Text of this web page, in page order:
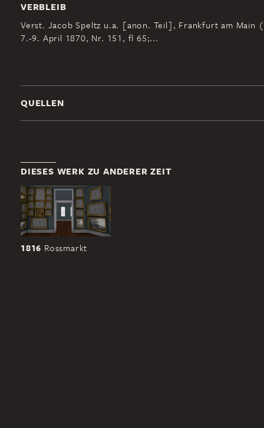
VERBLEIB
Verst. Jacob Speltz u.a. [anon. Teil], Frankfurt am Main
7.-9. April 1870, Nr. 151, fl 65;...
QUELLEN
DIESES WERK ZU ANDERER ZEIT
1816 Rossmarkt